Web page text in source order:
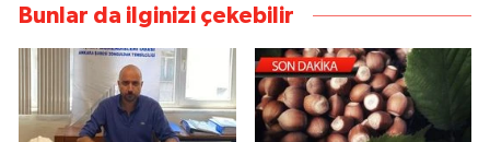
Bunlar da ilginizi çekebilir